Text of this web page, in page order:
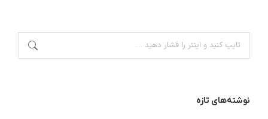
نوشته‌های تازه